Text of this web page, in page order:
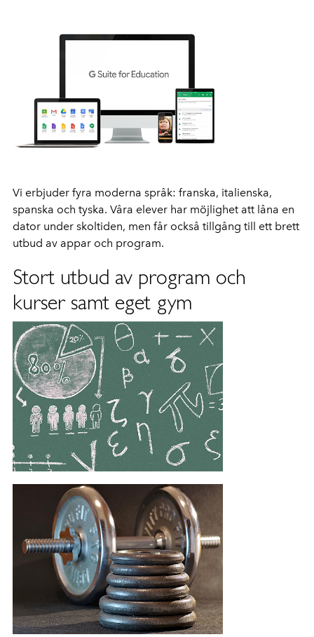
Vi erbjuder fyra moderna språk: franska, italienska,
spanska och tyska. Våra elever har möjlighet att låna en
dator under skoltiden, men får också tillgång till ett brett
utbud av appar och program.
Stort utbud av program och
kurser samt eget gym